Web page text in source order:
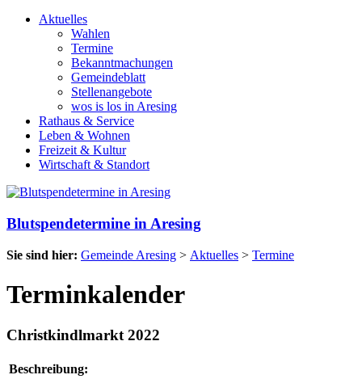
Aktuelles
Wahlen
Termine
Bekanntmachungen
Gemeindeblatt
Stellenangebote
wos is los in Aresing
Rathaus & Service
Leben & Wohnen
Freizeit & Kultur
Wirtschaft & Standort
Blutspendetermine in Aresing
Sie sind hier: Gemeinde Aresing > Aktuelles > Termine
Terminkalender
Christkindlmarkt 2022
Beschreibung: